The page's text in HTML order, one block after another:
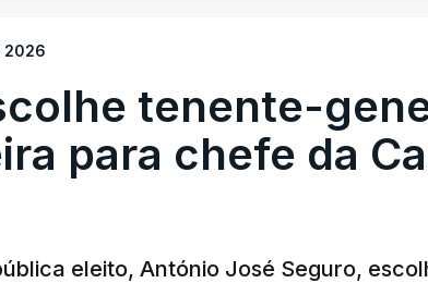
2026
tenente-
para chefe da
eleito, António José Seguro,